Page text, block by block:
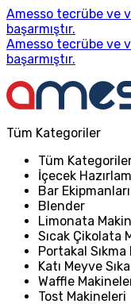
Amesso tecrübe ve
başarmıştır.
Amesso tecrübe ve
başarmıştır.
Tüm Kategoriler
Tüm
İçecek
Bar Ekipmanları
Blender
Limonata
Sıcak Çikolata
Portakal
Katı Meyve
Waffle
Tost Makineleri